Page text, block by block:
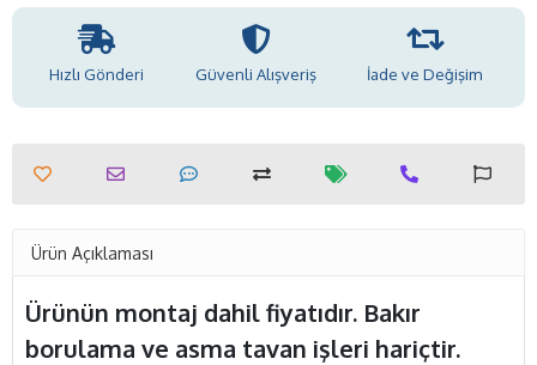
Hızlı Gönderi Güvenli Alışveriş İade ve Değişim
Ürün Açıklaması
Ürünün montaj dahil fiyatıdır. Bakır
borulama ve asma tavan işleri hariçtir.